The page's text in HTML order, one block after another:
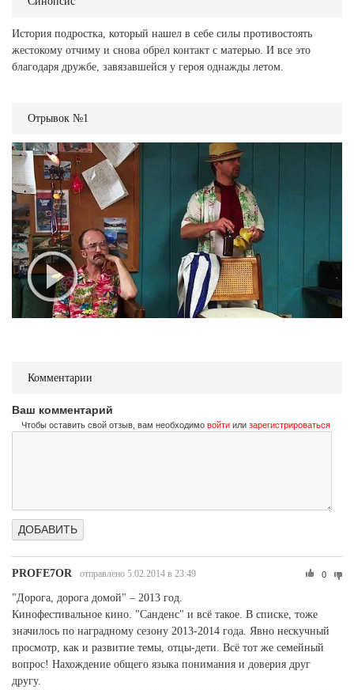
История подростка, который нашел в себе силы противостоять
жестокому отчиму и снова обрел контакт с матерью. И все это
благодаря дружбе, завязавшейся у героя однажды летом.
Отрывок №1
Комментарии
Ваш комментарий
Чтобы оставить свой отзыв, вам необходимо войти или зарегистрироваться
PROFE7OR отправлено 5.02.2014 в 23:49 0
"Дорога, дорога домой" – 2013 год.
Кинофестивальное кино. "Санденс" и всё такое. В списке, тоже
значилось по наградному сезону 2013-2014 года. Явно нескучный
просмотр, как и развитие темы, отцы-дети. Всё тот же семейный
вопрос! Нахождение общего языка понимания и доверия друг
другу.